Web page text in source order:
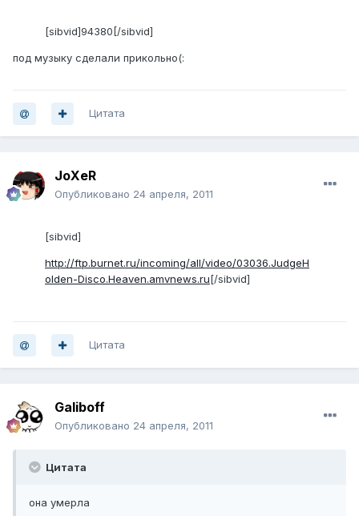
[sibvid]94380[/sibvid]
под музыку сделали прикольно(:
Цитата
JoXeR
Опубликовано 24 апреля, 2011
[sibvid]
http://ftp.burnet.ru/incoming/all/video/03036.JudgeH
olden-Disco.Heaven.amvnews.ru[/sibvid]
Цитата
Galiboff
Опубликовано 24 апреля, 2011
Цитата
она умерла